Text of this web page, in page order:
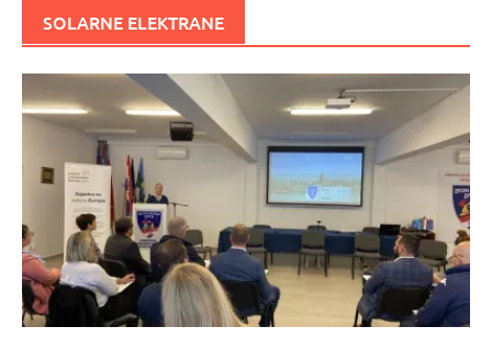
SOLARNE ELEKTRANE